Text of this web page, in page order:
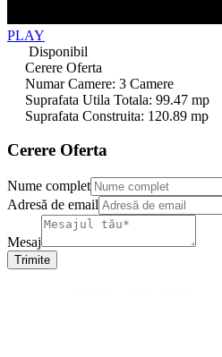
PLAY
Disponibil
Cerere Oferta
Numar Camere: 3 Camere
Suprafata Utila Totala: 99.47 mp
Suprafata Construita: 120.89 mp
Cerere Oferta
Nume complet
Adresă de email
Mesaj
Trimite